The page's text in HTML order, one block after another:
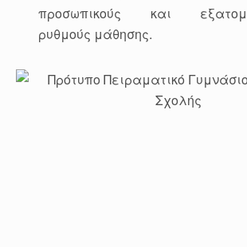
προσωπικούς και
ρυθμούς μάθησης.